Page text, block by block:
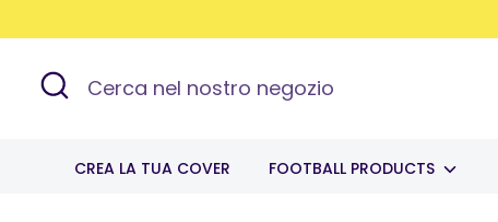
Read
Privacy
al
contenuto
Cerca
Cerca
negozioCREA LA TUA COVER FOOTBALL PRODUCTS